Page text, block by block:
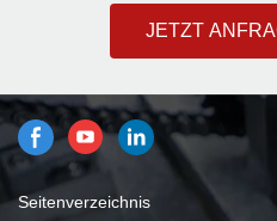
JETZT
Seitenverzeichnis